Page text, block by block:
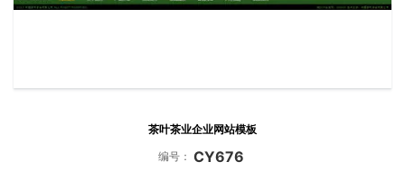
茶叶茶业企业网站模板
编号： CY676